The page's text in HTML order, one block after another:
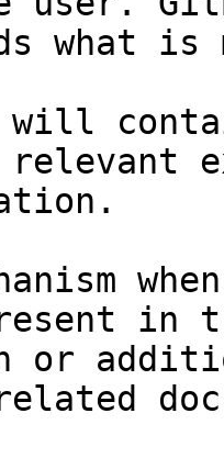
what
will
relevant
in